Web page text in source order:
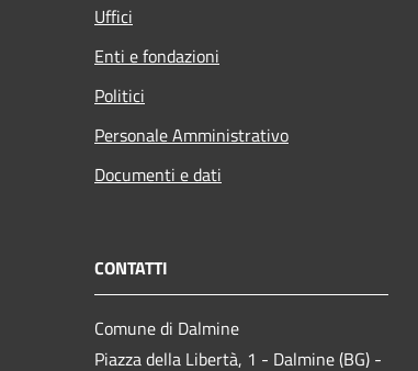
Uffici
Enti e fondazioni
Politici
Personale Amministrativo
Documenti e dati
CONTATTI
Comune di Dalmine
Piazza della Libertà, 1 - Dalmine (BG) -